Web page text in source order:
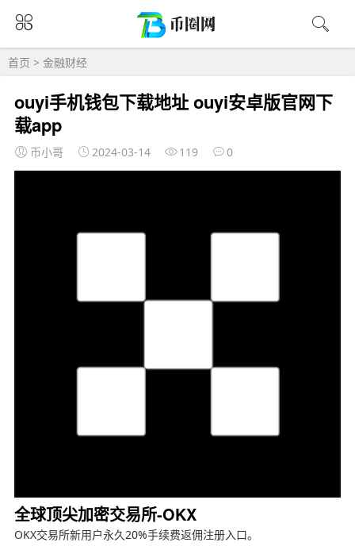
首页 > 金融财经
ouyi手机钱包下载地址 ouyi安卓版官网下
载app
币小哥 2024-03-14 119 0
全球顶尖加密交易所-OKX
OKX交易所新用户永久20%手续费返佣注册入口。